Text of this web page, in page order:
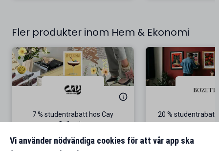
Fler produkter inom Hem & Ekonomi
7 % studentrabatt hos Cay
Collective
20 %
Vi använder nödvändiga cookies för att vår app ska